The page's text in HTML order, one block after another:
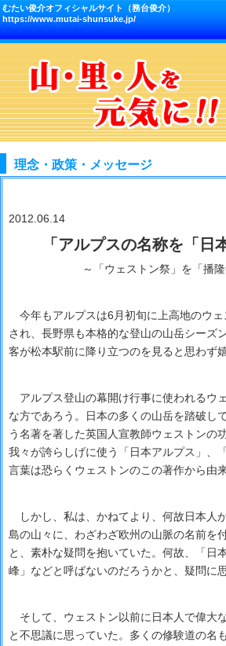
むたい俊介オフィシャルサイト（務台俊介）
https://www.mutai-shunsuke.jp/
理念・政策・メッセージ
2012.06.14
「アルプスの名称を「日
～「ウェストン祭」を「播
今年もアルプスは6月初旬に上高地のウ
され、長野県も本格的な登山の山岳シーズ
客が松本駅前に降り立つのを見ると思わず
アルプス登山の幕開け行事に使われるウ
な方であろう。日本の多くの山岳を踏破し
う名著を著した英国人宣教師ウェストンの
我々が誇らしげに使う「日本アルプス」、
言葉は恐らくウェストンのこの著作から由
しかし、私は、かねてより、何故日本人
島の山々に、わざわざ欧州の山脈の名前を
と、素朴な疑問を抱いていた。何故、「日
峰」などと呼ばないのだろうかと、疑問に
そして、ウェストン以前に日本人で偉大
と不思議に思っていた。多くの修験道の名